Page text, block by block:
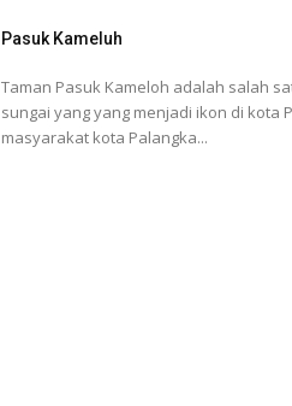
Pasuk Kameluh
Taman Pasuk Kameloh adalah salah
sungai yang yang menjadi ikon di kota
masyarakat kota Palangka...